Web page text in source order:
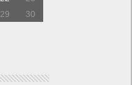
29
30